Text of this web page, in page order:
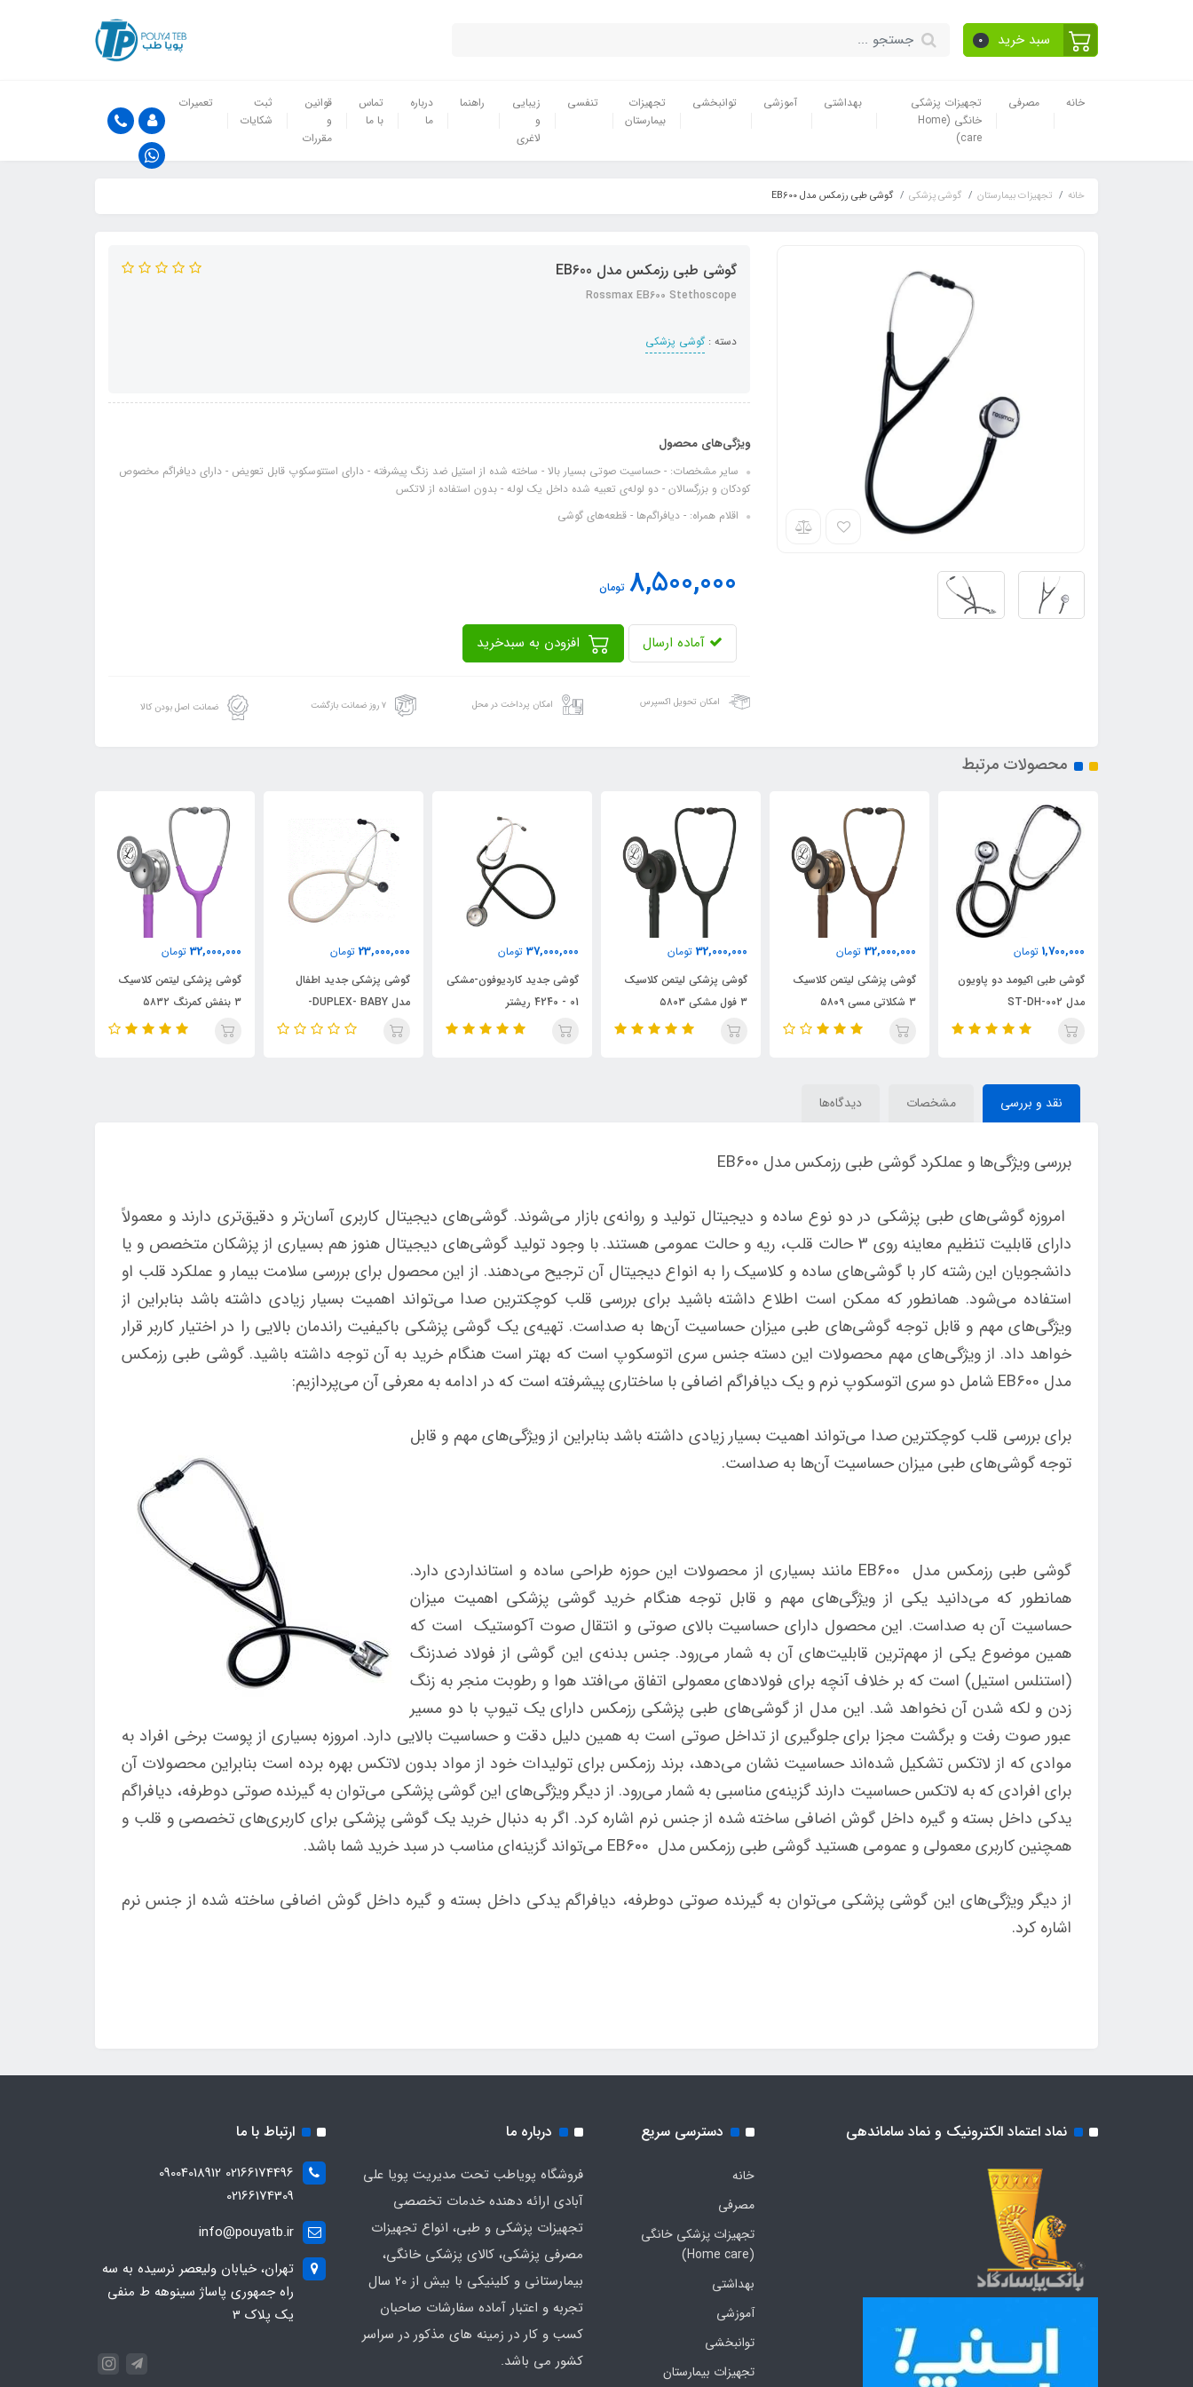
سبد خرید 0
خانه مصرفی
تجهیزات پزشکی
خانگی (Home
care)
بهداشتی آموزشی توانبخشی
تجهیزات
بیمارستان
تنفسی
زیبایی
و
لاغری
راهنما
درباره
ما
تماس
با ما
قوانین
و
مقررات
ثبت
شکایات
تعمیرات
خانه تجهیزات بیمارستان گوشی پزشکی گوشی طبی رزمکس مدل EB600
گوشی طبی رزمکس مدل EB600
Rossmax EB600 Stethoscope
دسته : گوشی پزشکی
ویژگی‌های محصول
سایر مشخصات: - حساسیت صوتی بسیار بالا - ساخته شده از استیل ضد زنگ پیشرفته - دارای استتوسکوپ قابل تعویض - دارای دیافراگم مخصوص
کودکان و بزرگسالان - دو لوله‌ی تعبیه شده داخل یک لوله - بدون استفاده از لاتکس
اقلام همراه: - دیافراگم‌ها - قطعه‌های گوشی
8,500,000 تومان
آماده ارسال
امکان تحویل اکسپرس امکان پرداخت در محل ۷ روز ضمانت بازگشت ضمانت اصل بودن کالا
محصولات مرتبط
1,700,000 تومان
گوشی طبی اکیومد دو پاویون
مدل ST-DH-002
32,000,000 تومان
گوشی پزشکی لیتمن کلاسیک
۳ شکلاتی مسی ۵۸۰۹
32,000,000 تومان
گوشی پزشکی لیتمن کلاسیک
۳ فول مشکی ۵۸۰۳
37,000,000 تومان
گوشی جدید کاردیوفون-مشکی
01 - 4240 ریشتر
23,000,000 تومان
گوشی پزشکی جدید اطفال
مدل DUPLEX- BABY-
خاکستری 02-4220 ریشتر
32,000,000 تومان
گوشی پزشکی لیتمن کلاسیک
۳ بنفش کمرنگ ۵۸۳۲
نقد و بررسی مشخصات دیدگاه‌ها
بررسی ویژگی‌ها و عملکرد گوشی طبی رزمکس مدل EB600
امروزه گوشی‌های طبی پزشکی در دو نوع ساده و دیجیتال تولید و روانه‌ی بازار می‌شوند. گوشی‌های دیجیتال کاربری آسان‌تر و دقیق‌تری دارند و معمولاً
دارای قابلیت تنظیم معاینه روی 3 حالت قلب، ریه و حالت عمومی هستند. با وجود تولید گوشی‌های دیجیتال هنوز هم بسیاری از پزشکان متخصص و یا
دانشجویان این رشته کار با گوشی‌های ساده و کلاسیک را به انواع دیجیتال آن ترجیح می‌دهند. از این محصول برای بررسی سلامت بیمار و عملکرد قلب او
استفاده می‌شود. همانطور که ممکن است اطلاع داشته باشید برای بررسی قلب کوچکترین صدا می‌تواند اهمیت بسیار زیادی داشته باشد بنابراین از
ویژگی‌های مهم و قابل توجه گوشی‌های طبی میزان حساسیت آن‌ها به صداست. تهیه‌ی یک گوشی پزشکی باکیفیت راندمان بالایی را در اختیار کاربر قرار
خواهد داد. از ویژگی‌های مهم محصولات این دسته جنس سری اتوسکوپ است که بهتر است هنگام خرید به آن توجه داشته باشید. گوشی طبی رزمکس
مدل EB600 شامل دو سری اتوسکوپ نرم و یک دیافراگم اضافی با ساختاری پیشرفته است که در ادامه به معرفی آن می‌پردازیم:
برای بررسی قلب کوچکترین صدا می‌تواند اهمیت بسیار زیادی داشته باشد بنابراین از ویژگی‌های مهم و قابل
توجه گوشی‌های طبی میزان حساسیت آن‌ها به صداست.
گوشی طبی رزمکس مدل EB600 مانند بسیاری از محصولات این حوزه طراحی ساده و استانداردی دارد.
همانطور که می‌دانید یکی از ویژگی‌های مهم و قابل توجه هنگام خرید گوشی پزشکی اهمیت میزان
حساسیت آن به صداست. این محصول دارای حساسیت بالای صوتی و انتقال صوت آکوستیک است که
همین موضوع یکی از مهم‌ترین قابلیت‌های آن به شمار می‌رود. جنس بدنه‌ی این گوشی از فولاد ضدزنگ
(استنلس استیل) است که بر خلاف آنچه برای فولادهای معمولی اتفاق می‌افتد هوا و رطوبت منجر به زنگ
زدن و لکه شدن آن نخواهد شد. این مدل از گوشی‌های طبی پزشکی رزمکس دارای یک تیوپ با دو مسیر
عبور صوت رفت و برگشت مجزا برای جلوگیری از تداخل صوتی است به همین دلیل دقت و حساسیت بالایی دارد. امروزه بسیاری از پوست برخی افراد به
موادی که از لاتکس تشکیل شده‌اند حساسیت نشان می‌دهد، برند رزمکس برای تولیدات خود از مواد بدون لاتکس بهره برده است بنابراین محصولات آن
برای افرادی که به لاتکس حساسیت دارند گزینه‌ی مناسبی به شمار می‌رود. از دیگر ویژگی‌های این گوشی پزشکی می‌توان به گیرنده صوتی دوطرفه، دیافراگم
یدکی داخل بسته و گیره داخل گوش اضافی ساخته شده از جنس نرم اشاره کرد. اگر به دنبال خرید یک گوشی پزشکی برای کاربری‌های تخصصی و قلب و
همچنین کاربری معمولی و عمومی هستید گوشی طبی رزمکس مدل EB600 می‌تواند گزینه‌ای مناسب در سبد خرید شما باشد.
از دیگر ویژگی‌های این گوشی پزشکی می‌توان به گیرنده صوتی دوطرفه، دیافراگم یدکی داخل بسته و گیره داخل گوش اضافی ساخته شده از جنس نرم
اشاره کرد.
نماد اعتماد الکترونیک و نماد ساماندهی دسترسی سریع
خانه
مصرفی
تجهیزات پزشکی خانگی
(Home care)
بهداشتی
آموزشی
توانبخشی
تجهیزات بیمارستان
درباره ما
فروشگاه پویاطب تحت مدیریت پویا علی
آبادی ارائه دهنده خدمات تخصصی
تجهیزات پزشکی و طبی، انواع تجهیزات
مصرفی پزشکی، کالای پزشکی خانگی،
بیمارستانی و کلینیکی با بیش از 20 سال
تجربه و اعتبار آماده سفارشات صاحبان
کسب و کار در زمینه های مذکور در سراسر
کشور می باشد.
ارتباط با ما
02166174496 09004018912
02166174309
info@pouyatb.ir
تهران، خیابان ولیعصر نرسیده به سه
راه جمهوری پاساژ سینوهه ط منفی
یک پلاک 3